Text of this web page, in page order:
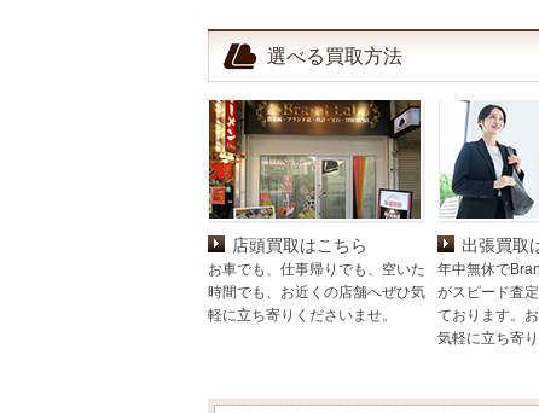
選べる買取方法
店頭買取はこちら
お車でも、仕事帰りでも、空いた
時間でも、お近くの店舗へぜひ気
軽に立ち寄りくださいませ。
出張買取
年中無休で
がスピード査
ております。
気軽に立ち寄